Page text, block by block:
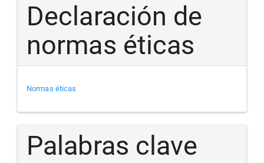
Declaración de
normas éticas
Normas éticas
Palabras clave